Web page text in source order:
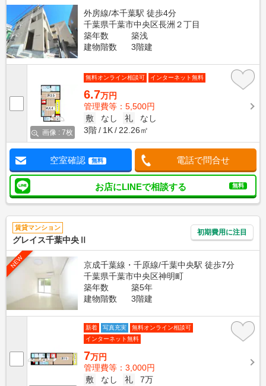
外房線/本千葉駅 徒歩4分
千葉県千葉市中央区長洲２丁目
築年数
築浅
建物階数
3階建
画像 : 7枚
無料オンライン相談可 インターネット無料
6.7万円
管理費等：5,500円
敷
なし 礼
なし
3階
1K 22.26㎡
空室確認 無料 電話で問合せ
お店にLINEで相談する 無料
賃貸マンション
グレイス千葉中央Ⅱ
初期費用に注目
NEW
京成千葉線・千原線/千葉中央駅 徒歩7分
千葉県千葉市中央区神明町
築年数
築5年
建物階数
3階建
新着 写真充実
無料オンライン相談可
インターネット無料
7万円
管理費等：3,000円
敷
なし 礼
7万